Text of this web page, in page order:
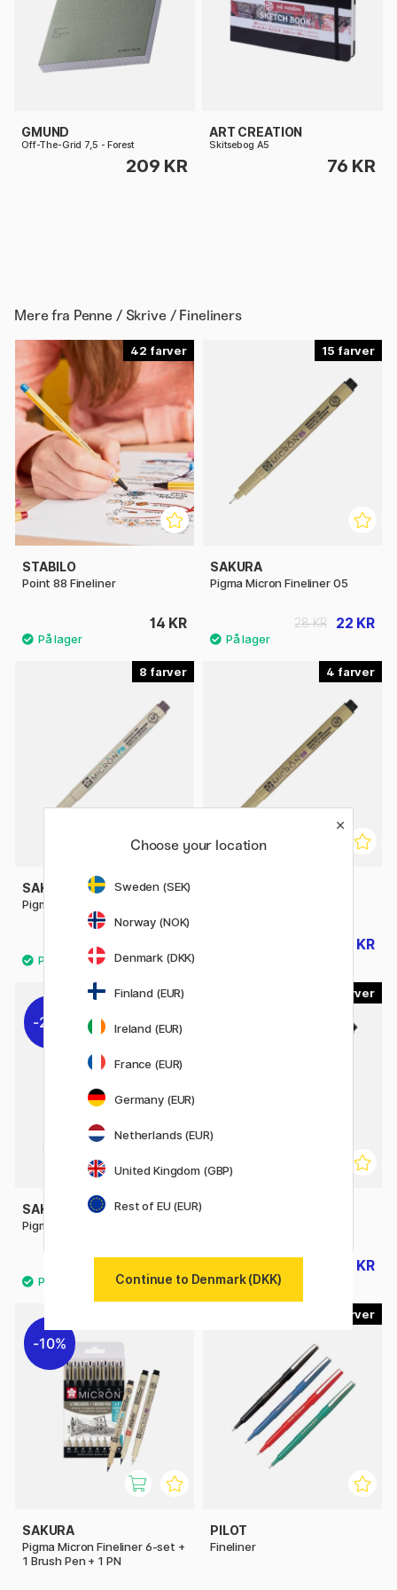
GMUND
Off-The-Grid 7,5 - Forest
209 KR
ART CREATION
Skitsebog A5
76 KR
Mere fra Penne / Skrive / Fineliners
42
STABILO
Point 88 Fineliner
14 KR
15
SAKURA
Pigma Micron Fineliner 05
22 KR
28 KR
8
SAKURA
Pigma Micron PN 04
4
22 KR
9
21%
SAKURA
Pigma Micron Fineliner 01
22 KR
10%
SAKURA
Pigma Micron Fineliner 6-set +
1 Brush Pen + 1 PN
PILOT
Fineliner
Choose your location
Sweden (SEK)
Norway (NOK)
Denmark (DKK)
Finland (EUR)
Ireland (EUR)
France (EUR)
Germany (EUR)
Netherlands (EUR)
United Kingdom (GBP)
Rest of EU (EUR)
Continue to Denmark (DKK)